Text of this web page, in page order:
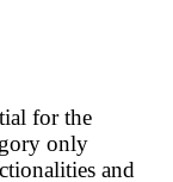
for the
only
and